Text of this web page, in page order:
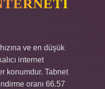
ve en düşük
internet
konumdur. Tabnet
oranı 66.57